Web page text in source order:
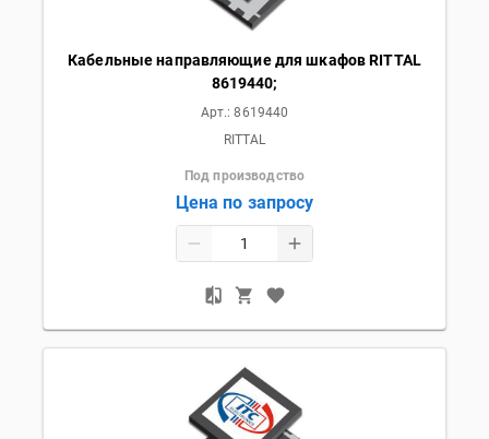
Кабельные направляющие для шкафов RITTAL
8619440;
Арт.:8619440
RITTAL
Под производство
Цена по запросу